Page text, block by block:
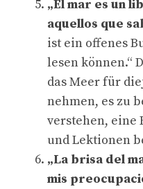
„El mar es un
aquellos que
ist ein offenes
lesen können.“
das Meer für
nehmen, es zu
verstehen, eine
und Lektionen
„La brisa del
mis